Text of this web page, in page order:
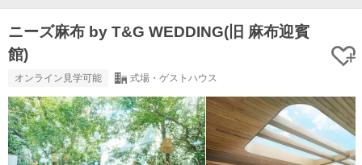
ニーズ麻布 by T&G WEDDING(旧 麻布迎賓
館)
オンライン見学可能 式場・ゲストハウス